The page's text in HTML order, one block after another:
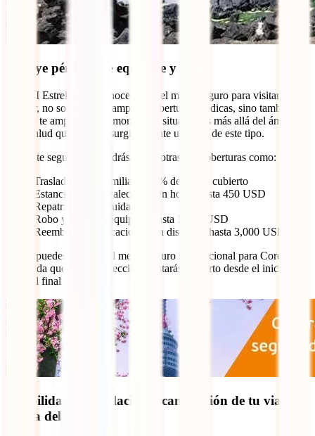
Incluye pérdida de equipaje y robo
El IATI Estrella se reconoce como el mejor seguro para visitar Corea
del Sur, no solo por sus amplias coberturas médicas, sino también
porque te ampara en un montón de situaciones más allá del ámbito
de la salud que pueden surgir durante un viaje de este tipo.
Con este seguro, dispondrás, entre otras, de coberturas como:
Traslado de un familiar: 100% del costo cubierto
Estancia por convalecencia en hotel: hasta 450 USD
Repatriación: incluida
Robo y daños al equipaje: hasta 1,000 USD
Reembolso de vacaciones sin disfrutar: hasta 3,000 USD
Como puedes ver, con el mejor seguro internacional para Corea del
Sur, nada queda sin protección y estarás cubierto desde el inicio
hasta el final de tu viaje.
Posibilidad de anulación – cancelación de tu viaje a
Corea del Sur